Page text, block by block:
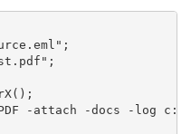
-attach -docs -log